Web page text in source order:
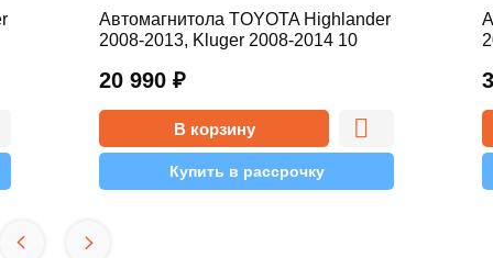
20 990 ₽
Автомагнитола TOYOTA Highlander
2008-2013, Kluger 2008-2014 10
В корзину
Купить в рассрочку